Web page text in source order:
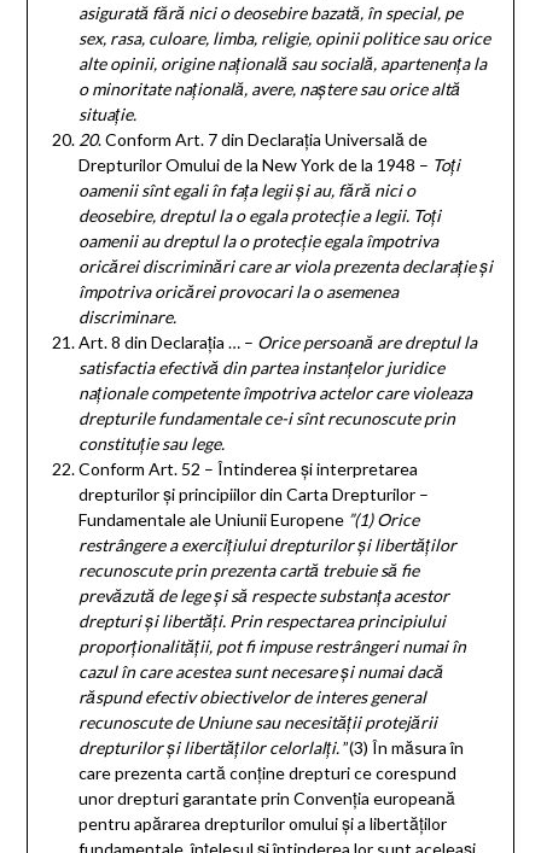
asigurată fără nici o deosebire bazată, în special, pe
sex, rasa, culoare, limba, religie, opinii politice sau orice
alte opinii, origine naţională sau socială, apartenenţa la
o minoritate naţională, avere, naştere sau orice altă
situaţie.
20. Conform Art. 7 din Declarația Universală de
Drepturilor Omului de la New York de la 1948 – Toţi
oamenii sînt egali în faţa legii şi au, fără nici o
deosebire, dreptul la o egala protecţie a legii. Toţi
oamenii au dreptul la o protecţie egala împotriva
oricărei discriminări care ar viola prezenta declaraţie şi
împotriva oricărei provocari la o asemenea
discriminare.
Art. 8 din Declarația … – Orice persoană are dreptul la
satisfactia efectivă din partea instanţelor juridice
naţionale competente împotriva actelor care violeaza
drepturile fundamentale ce-i sînt recunoscute prin
constituţie sau lege.
Conform Art. 52 – Întinderea și interpretarea
drepturilor și principiilor din Carta Drepturilor –
Fundamentale ale Uniunii Europene ”(1) Orice
restrângere a exercițiului drepturilor și libertăților
recunoscute prin prezenta cartă trebuie să fie
prevăzută de lege și să respecte substanța acestor
drepturi și libertăți. Prin respectarea principiului
proporționalității, pot fi impuse restrângeri numai în
cazul în care acestea sunt necesare și numai dacă
răspund efectiv obiectivelor de interes general
recunoscute de Uniune sau necesității protejării
drepturilor și libertăților celorlalți.”(3) În măsura în
care prezenta cartă conține drepturi ce corespund
unor drepturi garantate prin Convenția europeană
pentru apărarea drepturilor omului și a libertăților
fundamentale, înțelesul și întinderea lor sunt aceleași